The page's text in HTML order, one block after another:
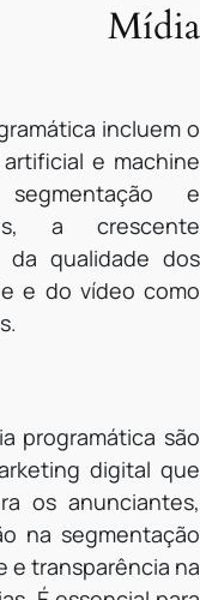
Mídia
incluem o
e machine
e
a crescente
da qualidade dos
e do vídeo como
programática são
digital que
os anunciantes,
na segmentação
e transparência na